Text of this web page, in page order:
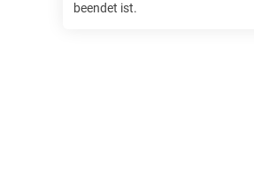
beendet ist.